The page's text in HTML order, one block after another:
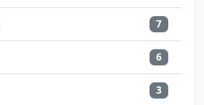
7
6
3